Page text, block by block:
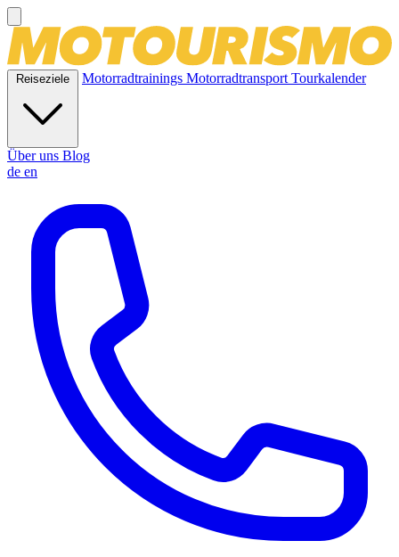
Reiseziele Motorradtrainings MotorradtransportTourkalender
Über uns Blog
de en